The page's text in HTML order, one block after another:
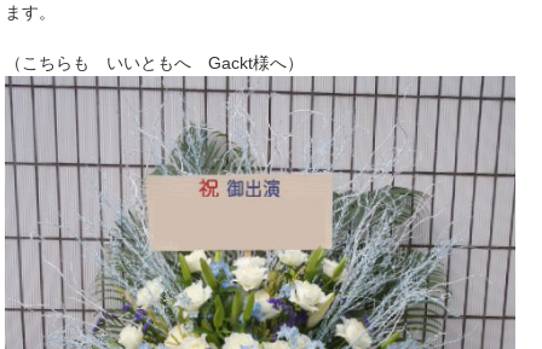
ます。
（こちらも いいともへ Gackt様へ）